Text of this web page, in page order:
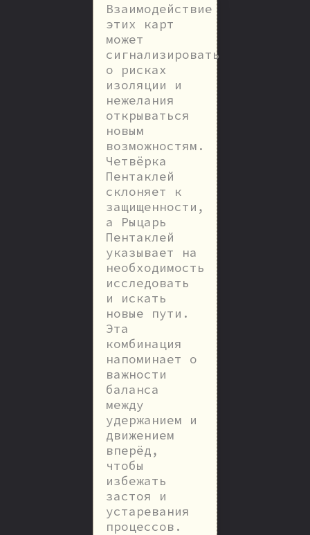
Взаимодействие
этих карт
может
сигнализировать
о рисках
изоляции и
нежелания
открываться
новым
возможностям.
Четвёрка
Пентаклей
склоняет к
защищенности,
а Рыцарь
Пентаклей
указывает на
необходимость
исследовать
и искать
новые пути.
Эта
комбинация
напоминает о
важности
баланса
между
удержанием и
движением
вперёд,
чтобы
избежать
застоя и
устаревания
процессов.